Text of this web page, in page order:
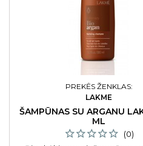
PREKĖS ŽENKLAS:
LAKME
ŠAMPŪNAS SU ARGANU
ML
(0)